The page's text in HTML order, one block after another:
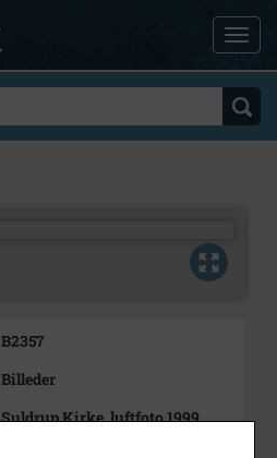
B2357
Billeder
Suldrup Kirke, luftfoto 1999